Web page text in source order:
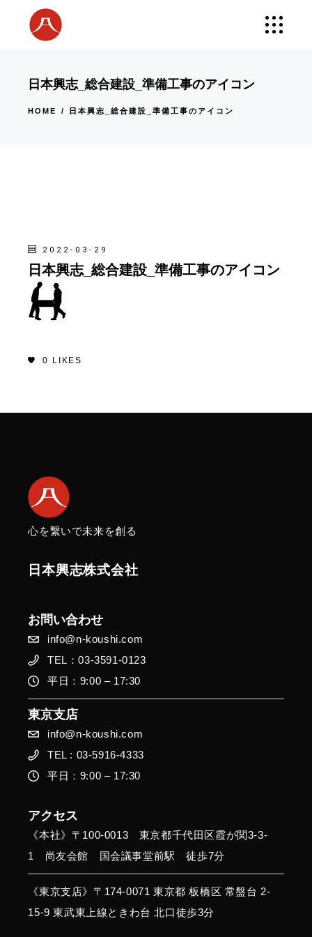
日本興志_総合建設_準備工事のアイコン
HOME 日本興志_総合建設_準備工事のアイコン
2022-03-29
日本興志_総合建設_準備工事のアイコン
0 LIKES
心を繋いで未来を創る
日本興志株式会社
お問い合わせ
info@n-koushi.com
TEL：03-3591-0123
平日：9:00 – 17:30
東京支店
info@n-koushi.com
TEL : 03-5916-4333
平日：9:00 – 17:30
アクセス
《本社》〒100-0013 東京都千代田区霞が関3-3-
1 尚友会館 国会議事堂前駅 徒歩7分
《東京支店》〒174-0071 東京都 板橋区 常盤台 2-
15-9 東武東上線ときわ台 北⼝徒歩3分